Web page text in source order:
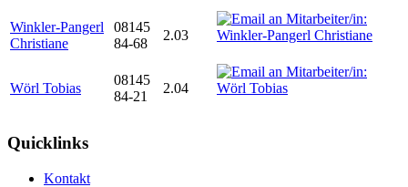
Winkler-Pangerl
Christiane
08145
84-68
2.03
Wörl Tobias
08145
84-21
2.04
Quicklinks
Kontakt